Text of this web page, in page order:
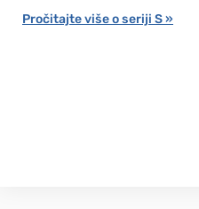
Pročitajte više o seriji S »